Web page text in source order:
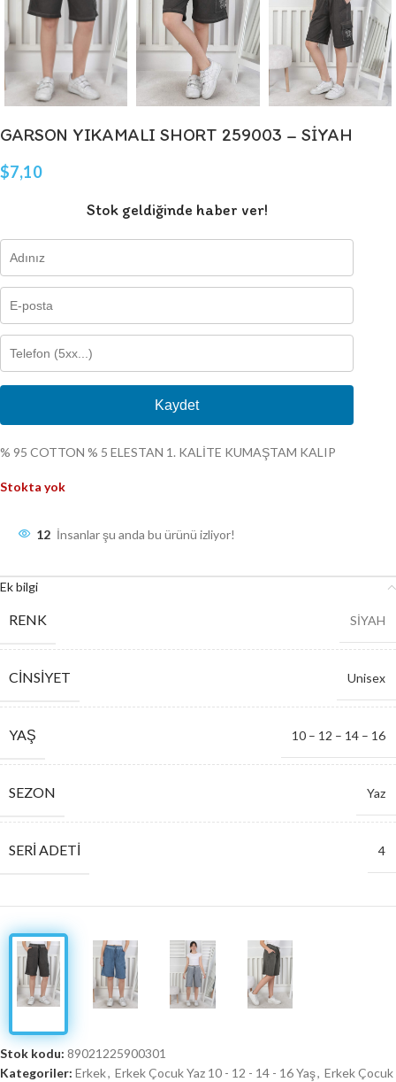
GARSON YIKAMALI SHORT 259003 – SİYAH
$7,10
Stok geldiğinde haber ver!
Kaydet
% 95 COTTON % 5 ELESTAN 1. KALİTE KUMAŞTAM KALIP
Stokta yok
12 İnsanlar şu anda bu ürünü izliyor!
Ek bilgi
RENK SİYAH
CINSIYET Unisex
YAŞ 10 – 12 – 14 – 16
SEZON Yaz
SERI ADETI 4
Stok kodu: 89021225900301
Kategoriler: Erkek, Erkek Çocuk Yaz 10 - 12 - 14 - 16 Yaş, Erkek Çocuk